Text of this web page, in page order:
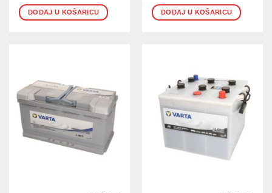
DODAJ U KOŠARICU DODAJ U KOŠARICU